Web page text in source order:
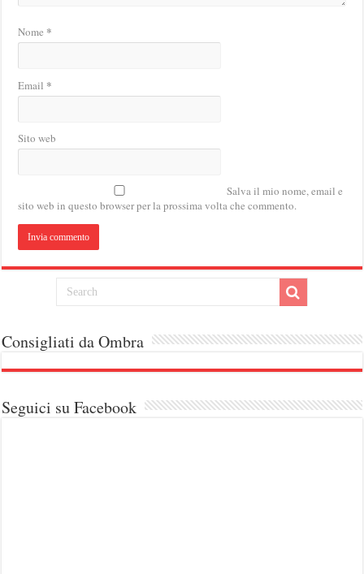
Nome *
Email *
Sito web
Salva il mio nome, email e
sito web in questo browser per la prossima volta che commento.
Consigliati da Ombra
Seguici su Facebook